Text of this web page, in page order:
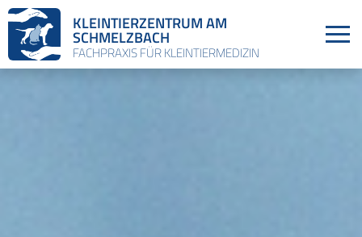
KLEINTIERZENTRUM AM
SCHMELZBACH
FACHPRAXIS FÜR KLEINTIERMEDIZIN